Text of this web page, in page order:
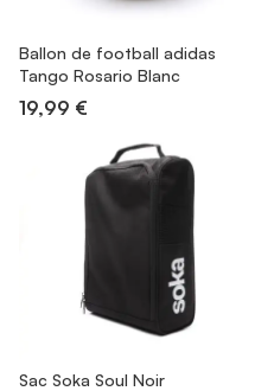
Ballon de football adidas
Tango Rosario Blanc
19,99 €
Sac Soka Soul Noir